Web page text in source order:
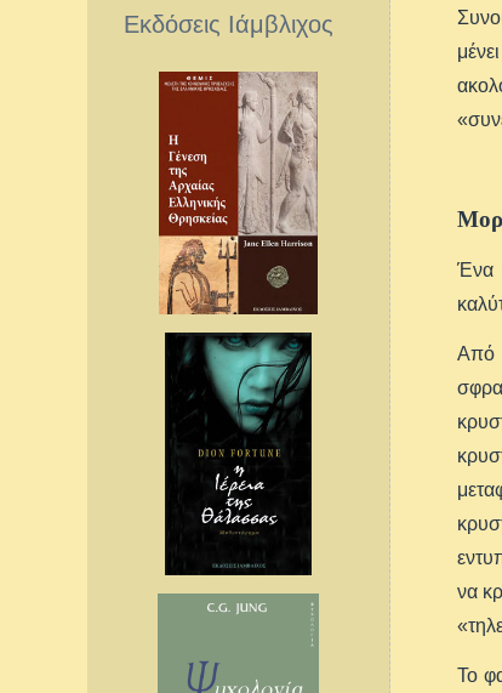
Εκδόσεις Ιάμβλιχος
Ένα
Από
να
Το